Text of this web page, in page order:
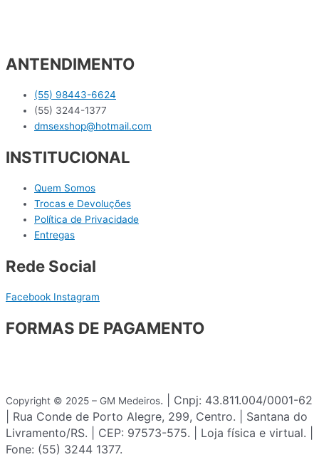
ANTENDIMENTO
(55) 98443-6624
(55) 3244-1377
dmsexshop@hotmail.com
INSTITUCIONAL
Quem Somos
Trocas e Devoluções
Política de Privacidade
Entregas
Rede Social
Facebook Instagram
FORMAS DE PAGAMENTO
Copyright © 2025 – GM Medeiros. | Cnpj: 43.811.004/0001-62
| Rua Conde de Porto Alegre, 299, Centro. | Santana do
Livramento/RS. | CEP: 97573-575. | Loja física e virtual. |
Fone: (55) 3244 1377.